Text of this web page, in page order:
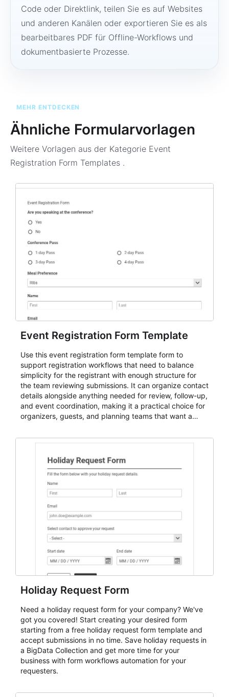
Code oder Direktlink, teilen Sie es auf Websites
und anderen Kanälen oder exportieren Sie es als
bearbeitbares PDF für Offline-Workflows und
dokumentbasierte Prozesse.
MEHR ENTDECKEN
Ähnliche Formularvorlagen
Weitere Vorlagen aus der Kategorie Event
Registration Form Templates .
Event Registration Form Template
Use this event registration form template form to
support registration workflows that need to balance
simplicity for the registrant with enough structure for
the team reviewing submissions. It can organize contact
details alongside anything needed for review, follow-up,
and event coordination, making it a practical choice for
organizers, guests, and planning teams that want a
and participant management. The form is suitable for
student enrollment, volunteer registration, business
event intake, and membership participation. It helps
keep responses standardized so organizers can
evaluate submissions, manage next steps, and maintain
cleaner registration records over time.
Holiday Request Form
Need a holiday request form for your company? We've
got you covered! Start creating your desired form
starting from a free holiday request form template and
accept submissions in no time. Save holiday requests in
a BigData Collection and get more time for your
business with form workflows automation for your
requesters.